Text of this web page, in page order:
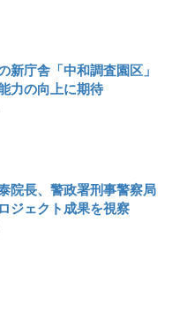
新庁舎「中和調査園区」
力の向上に期待
院長、警政署刑事警察局
ジェクト成果を視察